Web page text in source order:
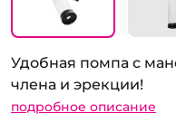
Удобная помпа с
члена и эрекции!
подробное описание